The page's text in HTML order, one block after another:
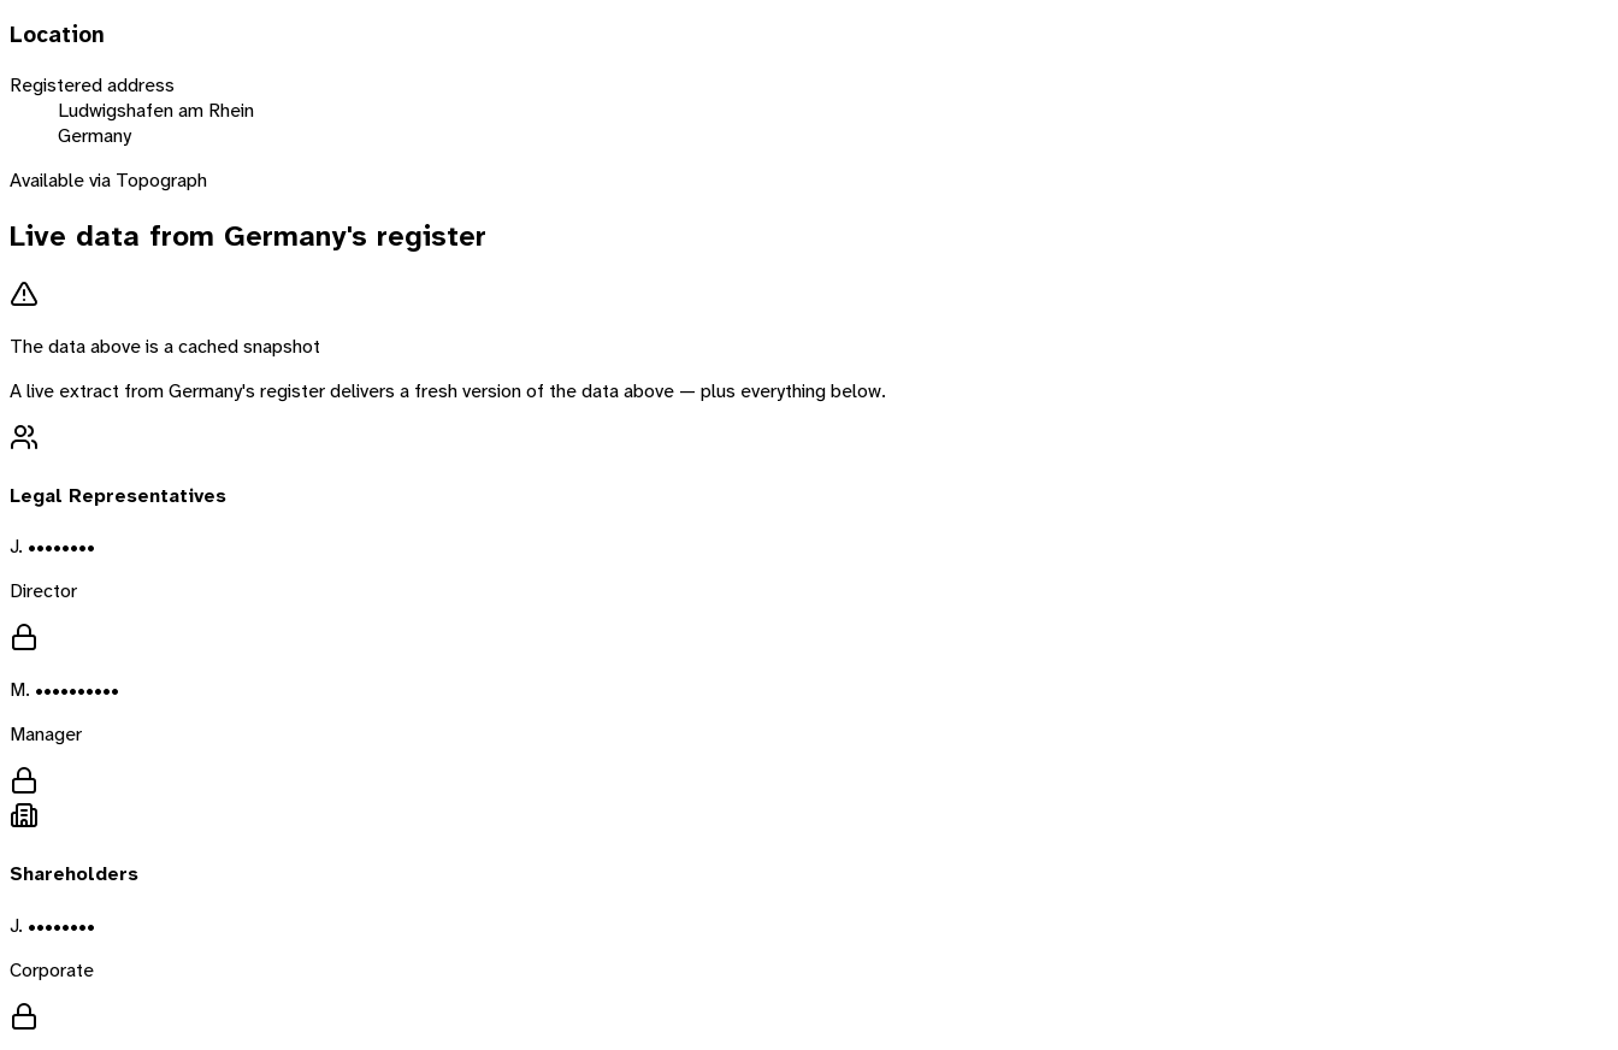
Location
Registered address
Ludwigshafen am Rhein
Germany
Available via Topograph
Live data from Germany's register
The data above is a cached snapshot
A live extract fromGermany's register delivers a fresh version of the data above — plus everything below.
Legal Representatives
J. ••••••••
Director
M. ••••••••••
Manager
Shareholders
J. ••••••••
Corporate